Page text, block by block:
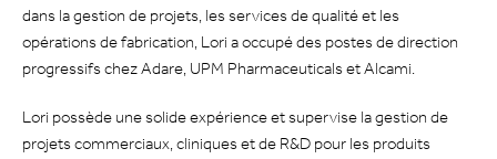
dans la gestion de projets, les services de qualité et les
opérations de fabrication, Lori a occupé des postes de direction
progressifs chez Adare, UPM Pharmaceuticals et Alcami.
Lori possède une solide expérience et supervise la gestion de
projets commerciaux, cliniques et de R&D pour les produits